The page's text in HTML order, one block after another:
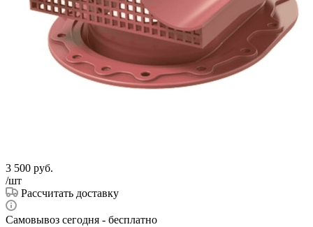
3 500 руб.
/шт
Рассчитать доставку
Самовывоз сегодня - бесплатно